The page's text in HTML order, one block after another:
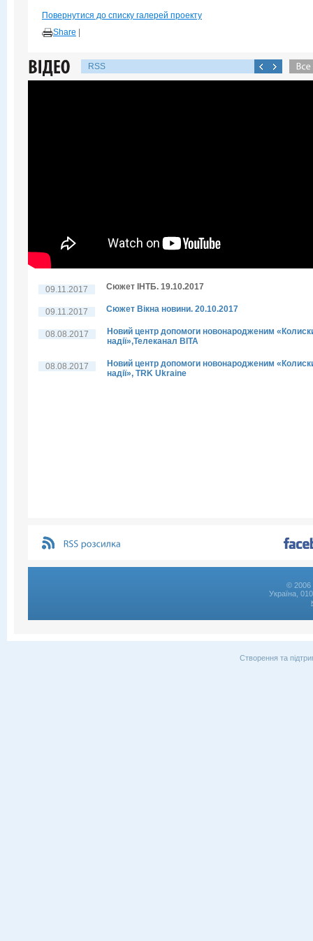
Повернутися до списку галерей проекту
Share
RSS
09.11.2017 Сюжет ІНТБ. 19.10.2017
09.11.2017 Сюжет Вікна новини. 20.10.2017
08.08.2017
Новий центр допомоги новонародженим
надії»,Телеканал ВІТА
08.08.2017
Новий центр допомоги новонародженим
надії», TRK Ukraine
© 2006
Україна,
Створення та